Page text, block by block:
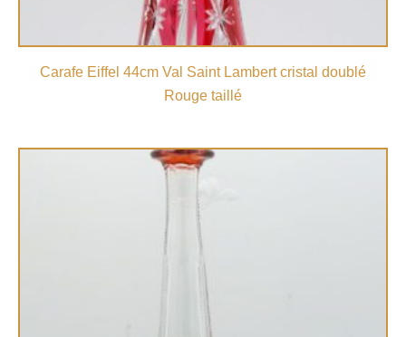
Carafe Eiffel 44cm Val Saint Lambert cristal doublé
Rouge taillé